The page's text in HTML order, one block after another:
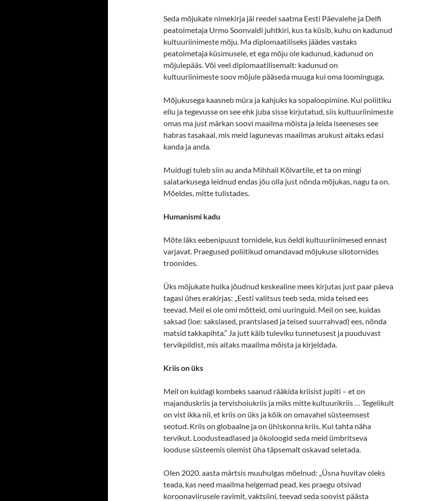
Seda mõjukate nimekirja jäi reedel saatma Eesti Päevalehe ja Delfi
peatoimetaja Urmo Soonvaldi juhtkiri, kus ta küsib, kuhu on kadunud
kultuuriinimeste mõju. Ma diplomaatiliseks jäädes vastaks
peatoimetaja küsimusele, et ega mõju ole kadunud, kadunud on
mõjulepääs. Või veel diplomaatilisemalt: kadunud on
kultuuriinimeste soov mõjule pääseda muuga kui oma loominguga.
Mõjukusega kaasneb müra ja kahjuks ka sopaloopimine. Kui poliitiku
ellu ja tegevusse on see ehk juba sisse kirjutatud, siis kultuuriinimeste
omas ma just märkan soovi maailma mõista ja leida iseeneses see
habras tasakaal, mis meid lagunevas maailmas arukust aitaks edasi
kanda ja anda.
Muidugi tuleb siin au anda Mihhail Kõlvartile, et ta on mingi
salatarkusega leidnud endas jõu olla just nõnda mõjukas, nagu ta on.
Mõeldes, mitte tulistades.
Humanismi kadu
Mõte läks eebenipuust tornidele, kus öeldi kultuuriinimesed ennast
varjavat. Praegused poliitikud omandavad mõjukuse silotornides
troonides.
Üks mõjukate hulka jõudnud keskealine mees kirjutas just paar päeva
tagasi ühes erakirjas: „Eesti valitsus teeb seda, mida teised ees
teevad. Meil ei ole omi mõtteid, omi uuringuid. Meil on see, kuidas
saksad (loe: sakslased, prantslased ja teised suurrahvad) ees, nõnda
matsid takkapihta.” Ja jutt käib tuleviku tunnetusest ja puuduvast
tervikpildist, mis aitaks maailma mõista ja kirjeldada.
Kriis on üks
Meil on kuidagi kombeks saanud rääkida kriisist jupiti – et on
majanduskriis ja tervishoiukriis ja miks mitte kultuurikriis … Tegelikult
on vist ikka nii, et kriis on üks ja kõik on omavahel süsteemsest
seotud. Kriis on globaalne ja on ühiskonna kriis. Kui tahta näha
tervikut. Loodusteadlased ja ökoloogid seda meid ümbritseva
looduse süsteemis olemist üha täpsemalt oskavad seletada.
Olen 2020. aasta märtsis muuhulgas mõelnud: „Üsna huvitav oleks
teada, kas need maailma helgemad pead, kes praegu otsivad
koroonaviirusele ravimit, vaktsiini, teevad seda soovist päästa